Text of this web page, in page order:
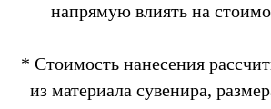
напрямую влиять на
* Стоимость нанесения
из материала сувенира,